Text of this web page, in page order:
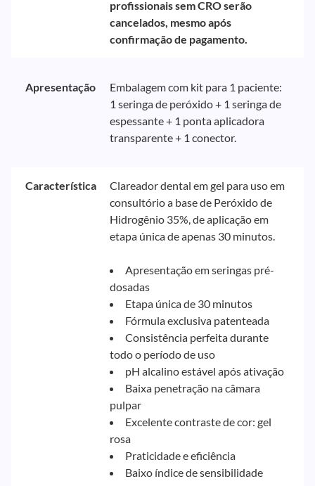
profissionais sem CRO serão
cancelados, mesmo após
confirmação de pagamento.
Apresentação
Embalagem com kit para 1 paciente:
1 seringa de peróxido + 1 seringa de
espessante + 1 ponta aplicadora
transparente + 1 conector.
Característica
Clareador dental em gel para uso em
consultório a base de Peróxido de
Hidrogênio 35%, de aplicação em
etapa única de apenas 30 minutos.
Apresentação em seringas pré-
dosadas
Etapa única de 30 minutos
Fórmula exclusiva patenteada
Consistência perfeita durante
todo o período de uso
pH alcalino estável após ativação
Baixa penetração na câmara
pulpar
Excelente contraste de cor: gel
rosa
Praticidade e eficiência
Baixo índice de sensibilidade